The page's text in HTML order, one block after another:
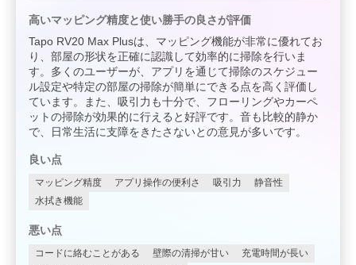
高いマッピング精度と使い勝手の良さが評価
Tapo RV20 Max Plusは、マッピング機能が非常に優れてお
り、部屋の形状を正確に認識して効率的に掃除を行いま
す。多くのユーザーが、アプリを通じて掃除のスケジュー
ル設定や特定の部屋の掃除が簡単にできる点を高く評価し
ています。また、吸引力も十分で、フローリングやカーペ
ットの掃除が効果的に行えると好評です。音も比較的静か
で、日常生活に支障をきたさないとの意見が多いです。
良い点
マッピング精度 アプリ操作の便利さ 吸引力
静音性
水拭き機能
悪い点
コードに絡むことがある 壁際の清掃が甘い
充電時間が長い